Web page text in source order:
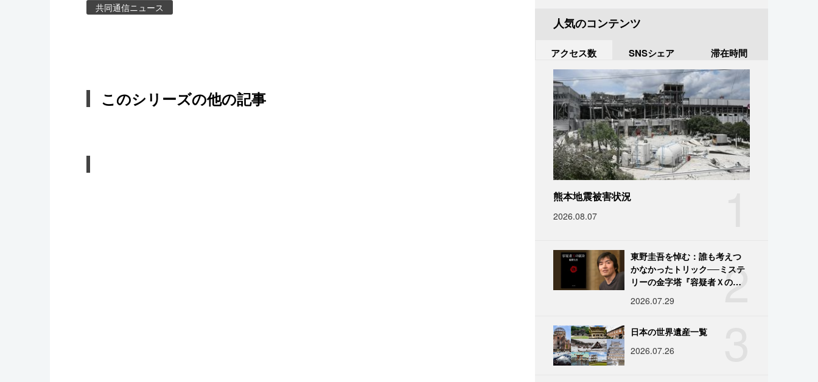
共同通信ニュース
このシリーズの他の記事
人気のコンテンツ
アクセス数 SNSシェア 滞在時間
熊本地震被害状況
2026.08.07
2
東野圭吾を悼む：誰も考えつ
かなかったトリック──ミステ
リーの金字塔『容疑者Ｘの献
2026.07.29
日本の世界遺産一覧
2026.07.26